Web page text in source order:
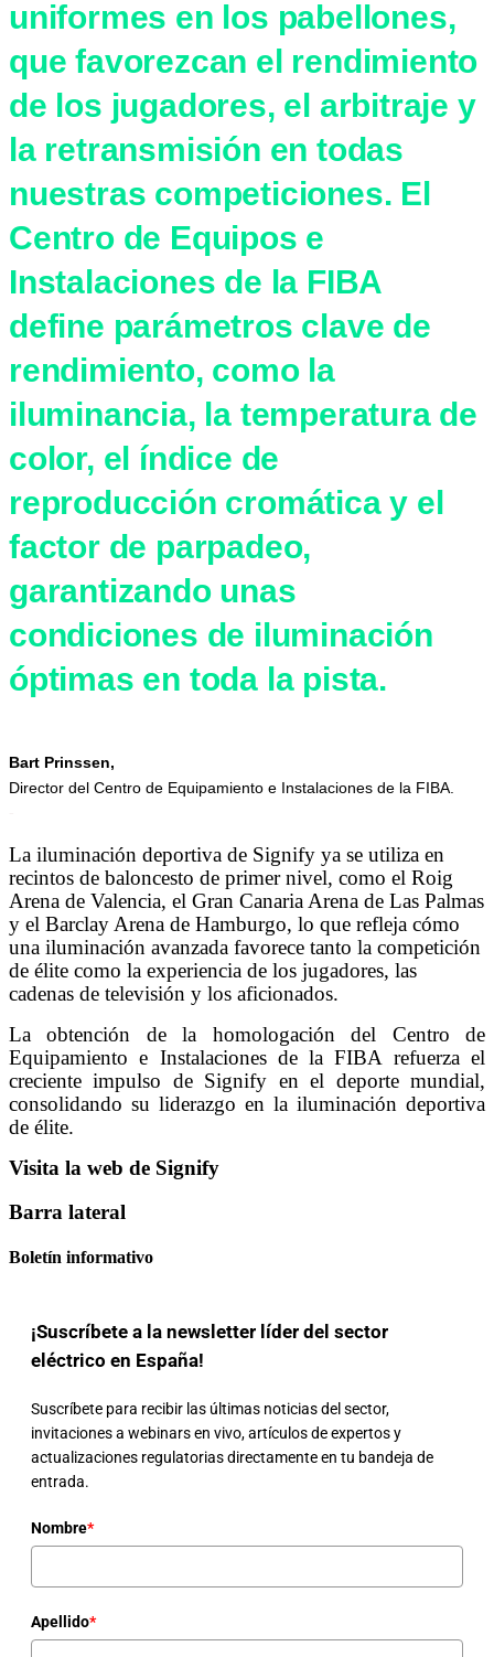
uniformes en los pabellones,
que favorezcan el rendimiento
de los jugadores, el arbitraje y
la retransmisión en todas
nuestras competiciones. El
Centro de Equipos e
Instalaciones de la FIBA
define parámetros clave de
rendimiento, como la
iluminancia, la temperatura de
color, el índice de
reproducción cromática y el
factor de parpadeo,
garantizando unas
condiciones de iluminación
óptimas en toda la pista.
Bart Prinssen,
Director del Centro de Equipamiento e Instalaciones de la FIBA.
La iluminación deportiva de Signify ya se utiliza en
recintos de baloncesto de primer nivel, como el Roig
Arena de Valencia, el Gran Canaria Arena de Las Palmas
y el Barclay Arena de Hamburgo, lo que refleja cómo
una iluminación avanzada favorece tanto la competición
de élite como la experiencia de los jugadores, las
cadenas de televisión y los aficionados.
La obtención de la homologación del Centro de
Equipamiento e Instalaciones de la FIBA refuerza el
creciente impulso de Signify en el deporte mundial,
consolidando su liderazgo en la iluminación deportiva
de élite.
Visita la web de Signify
Barra lateral
Boletín informativo
¡Suscríbete a la newsletter líder del sector
eléctrico en España!
Suscríbete para recibir las últimas noticias del sector,
invitaciones a webinars en vivo, artículos de expertos y
actualizaciones regulatorias directamente en tu bandeja de
entrada.
Nombre*
Apellido*